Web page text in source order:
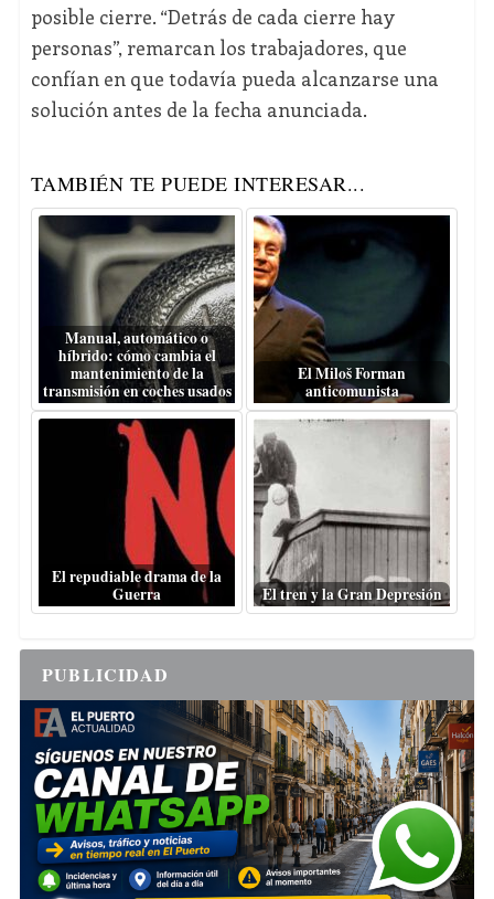
posible cierre. “Detrás de cada cierre hay
personas”, remarcan los trabajadores, que
confían en que todavía pueda alcanzarse una
solución antes de la fecha anunciada.
TAMBIÉN TE PUEDE INTERESAR...
Manual, automático o
híbrido: cómo cambia el
mantenimiento de la
transmisión en coches usados
El Miloš Forman
anticomunista
El repudiable drama de la
Guerra
El tren y la Gran Depresión
PUBLICIDAD